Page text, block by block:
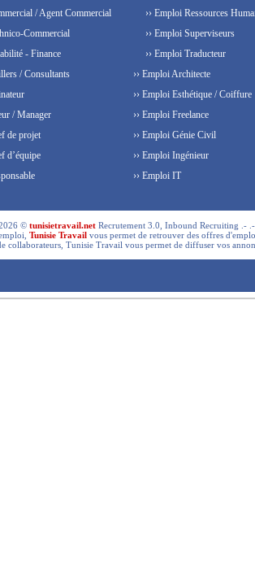
/ Agent Commercial
Commercial
- Finance
/ Consultants
/ Manager
de projet
d’équipe
›› Emploi Ressources
›› Emploi Superviseurs
›› Emploi Traducteur
›› Emploi Architecte
›› Emploi Esthétique / Coiffure
›› Emploi Freelance
›› Emploi Génie Civil
›› Emploi Ingénieur
›› Emploi IT
2026 ©tunisietravail.net Recrutement 3.0, Inbound Recruiting .-
Tunisie Travail vous permet de retrouver des offres
collaborateurs, Tunisie Travail vous permet de diffuser vos